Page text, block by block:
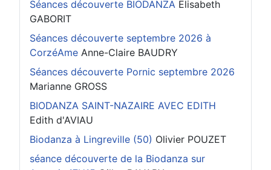
Séances découverte BIODANZA Elisabeth
GABORIT
Séances découverte septembre 2026 à
CorzéAme Anne-Claire BAUDRY
Séances découverte Pornic septembre 2026
Marianne GROSS
BIODANZA SAINT-NAZAIRE AVEC EDITH
Edith d'AVIAU
Biodanza à Lingreville (50) Olivier POUZET
séance découverte de la Biodanza sur